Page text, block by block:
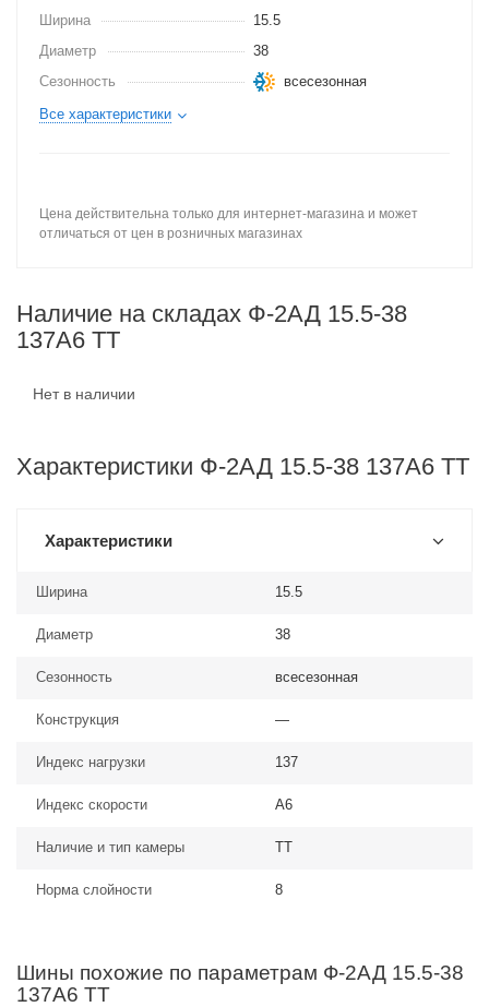
Ширина
15.5
Диаметр
38
Сезонность
всесезонная
Все характеристики
Цена действительна только для интернет-магазина и может
отличаться от цен в розничных магазинах
Наличие на складах Ф-2АД 15.5-38
137A6 TT
Нет в наличии
Характеристики Ф-2АД 15.5-38 137A6 TT
Характеристики
Ширина 15.5
Диаметр 38
Сезонность всесезонная
Конструкция —
Индекс нагрузки 137
Индекс скорости A6
Наличие и тип камеры TT
Норма слойности 8
Шины похожие по параметрам Ф-2АД 15.5-38
137A6 TT